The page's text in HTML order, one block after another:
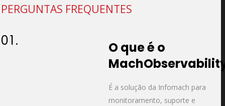
PERGUNTAS FREQUENTES
01.
O que é o
É a solução da Infomach para
monitoramento, suporte e